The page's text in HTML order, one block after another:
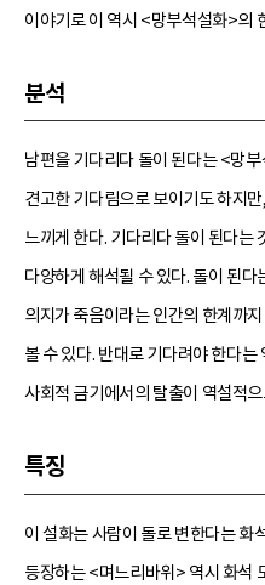
이야기로 이 역시 <망부석설화>의
분석
남편을 기다리다 돌이 된다는 <망
견고한 기다림으로 보이기도 하지
느끼게 한다. 기다리다 돌이 된다는
다양하게 해석될 수 있다. 돌이 된
의지가 죽음이라는 인간의 한계까
볼 수 있다. 반대로 기다려야 한다
사회적 금기에서의 탈출이 역설적
특징
이 설화는 사람이 돌로 변한다는 화
등장하는 <며느리바위> 역시 화석